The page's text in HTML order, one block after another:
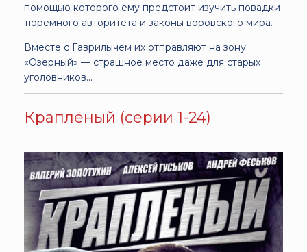
помощью которого ему предстоит изучить повадки
тюремного авторитета и законы воровского мира.
Вместе с Гаврилычем их отправляют на зону
«Озерный» — страшное место даже для старых
уголовников...
Краплёный (серии 1-24)